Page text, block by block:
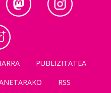
PUBLIZITATEA
RSS